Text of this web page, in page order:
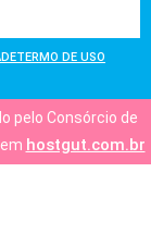
TERMO DE USO
pelo Consórcio de
hostgut.com.br